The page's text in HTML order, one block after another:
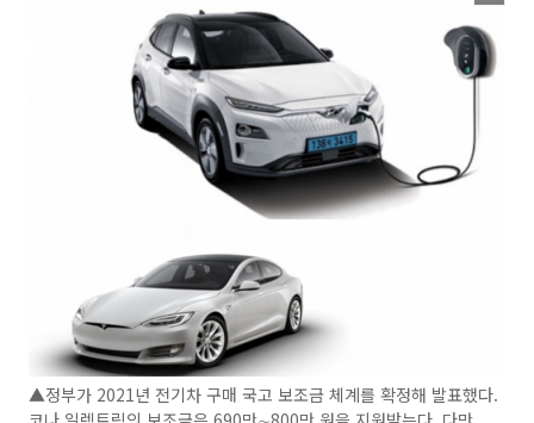
▲정부가 2021년 전기차 구매 국고 보조금 체계를 확정해 발표했다.